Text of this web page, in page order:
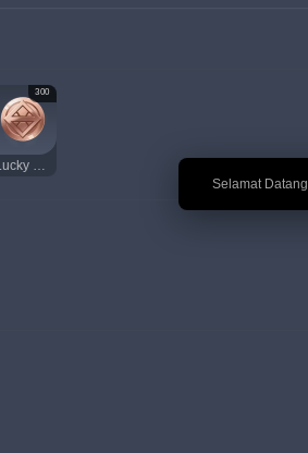
🎉 Selamat
300
Lucky Coin